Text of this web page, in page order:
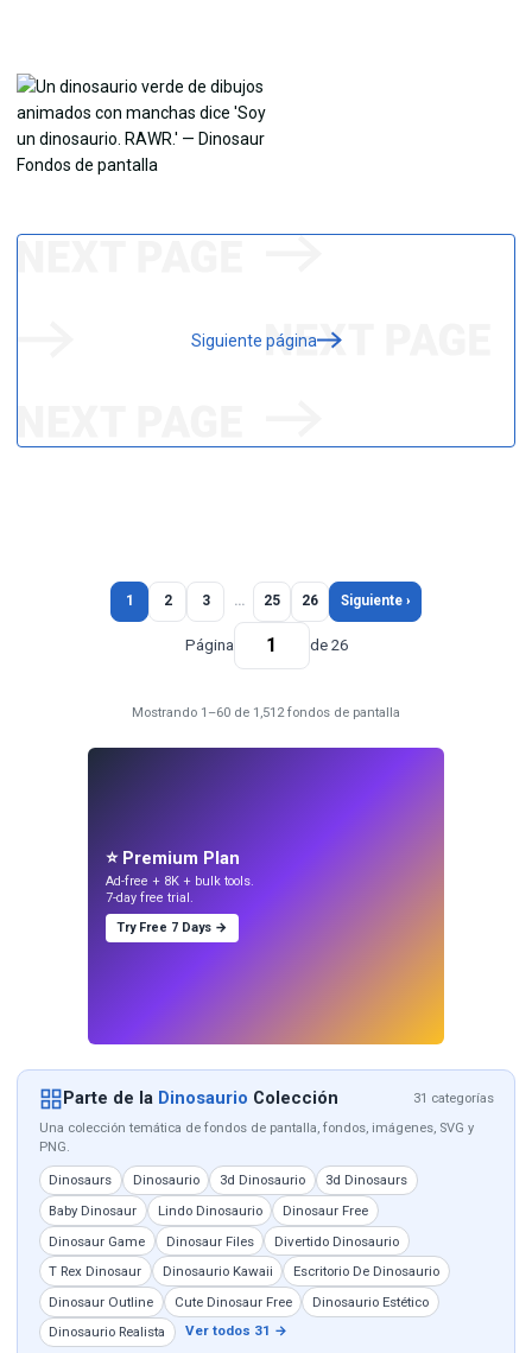
Siguiente página
1 2 3 … 25 26 Siguiente ›
Página de 26
Mostrando 1–60 de 1,512 fondos de pantalla
⭐ Premium Plan
Ad-free + 8K + bulk tools.
7-day free trial.
Try Free 7 Days →
Parte de la Dinosaurio Colección
31 categorías
Una colección temática de fondos de pantalla, fondos, imágenes, SVG y
PNG.
Dinosaurs Dinosaurio 3d Dinosaurio
3d Dinosaurs
Baby Dinosaur
Lindo Dinosaurio
Dinosaur Free
Dinosaur Game
Dinosaur Files
Divertido Dinosaurio
T Rex Dinosaur
Dinosaurio Kawaii
Escritorio De Dinosaurio
Dinosaur Outline
Cute Dinosaur Free
Dinosaurio Estético
Dinosaurio Realista
Ver todos 31 →